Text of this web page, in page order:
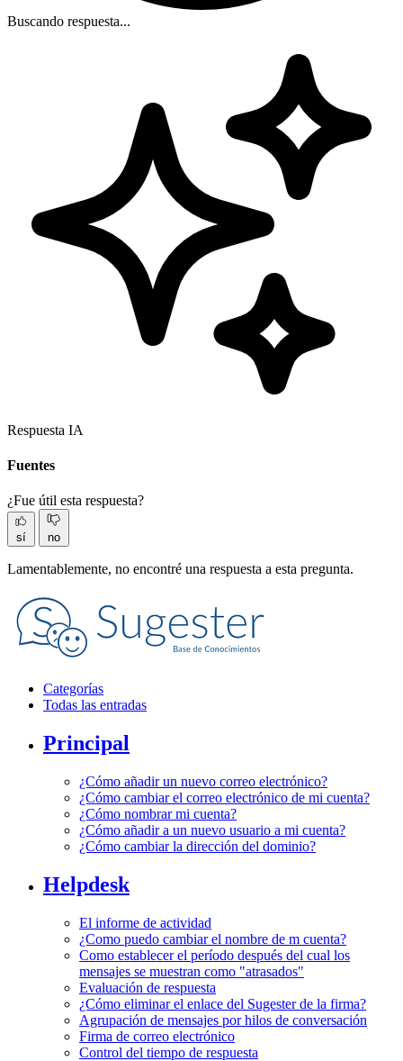
Buscando respuesta...
Respuesta IA
Fuentes
¿Fue útil esta respuesta?
sí no
Lamentablemente, no encontré una respuesta a esta pregunta.
Categorías
Todas las entradas
Principal
¿Cómo añadir un nuevo correo electrónico?
¿Cómo cambiar el correo electrónico de mi cuenta?
¿Cómo nombrar mi cuenta?
¿Cómo añadir a un nuevo usuario a mi cuenta?
¿Cómo cambiar la dirección del dominio?
Helpdesk
El informe de actividad
¿Como puedo cambiar el nombre de m cuenta?
Como establecer el período después del cual los
mensajes se muestran como "atrasados"
Evaluación de respuesta
¿Cómo eliminar el enlace del Sugester de la firma?
Agrupación de mensajes por hilos de conversación
Firma de correo electrónico
Control del tiempo de respuesta